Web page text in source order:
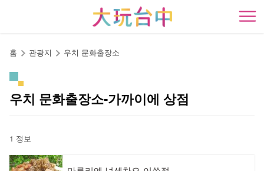
開
홈 관광지 우치 문화출장소
우치 문화출장소-가까이에 상점
1 정보